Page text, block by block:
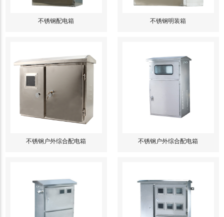
不锈钢配电箱 不锈钢明装箱
不锈钢户外综合配电箱 不锈钢户外综合配电箱